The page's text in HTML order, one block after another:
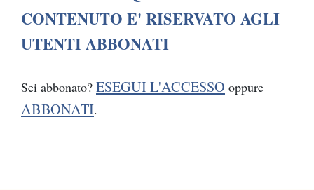
CONTENUTO E' RISERVATO AGLI
UTENTI ABBONATI
Sei abbonato? ESEGUI L'ACCESSO oppure
ABBONATI.